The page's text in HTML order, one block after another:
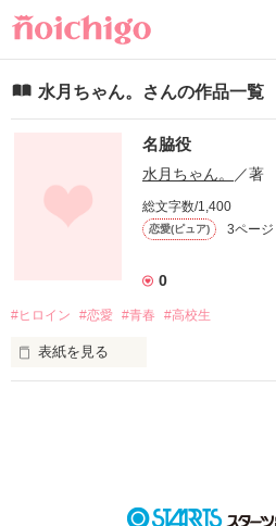
水月ちゃん。さんの作品一覧
名脇役
水月ちゃん。 ／著
総文字数/1,400
恋愛(ピュア) 3ページ
0
#ヒロイン #恋愛 #青春 #高校生
表紙を見る